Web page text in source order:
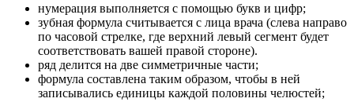
нумерация выполняется с помощью букв и цифр;
зубная формула считывается с лица врача (слева направо
по часовой стрелке, где верхний левый сегмент будет
соответствовать вашей правой стороне).
ряд делится на две симметричные части;
формула составлена ​​таким образом, чтобы в ней
записывались единицы каждой половины челюстей;